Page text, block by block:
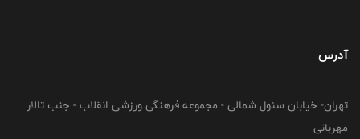
آدرس
تهران- خیابان سئول شمالی - مجموعه فرهنگی ورزشی انقلاب - جنب تالار
مهربانی